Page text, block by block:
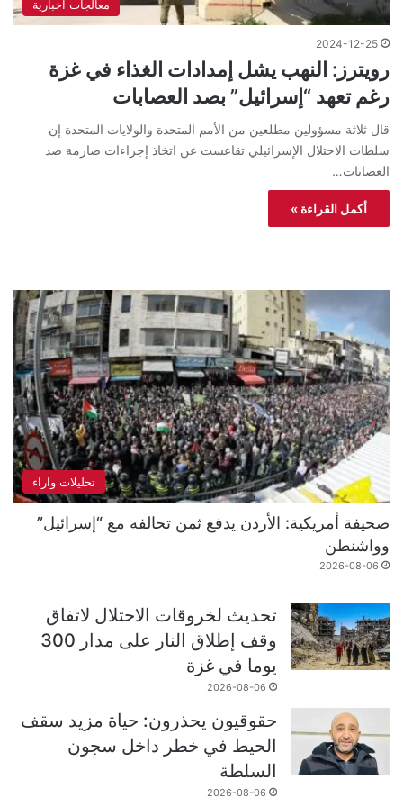
معالجات اخبارية
2024-12-25
رويترز: النهب يشل إمدادات الغذاء في غزة
رغم تعهد “إسرائيل” بصد العصابات
قال ثلاثة مسؤولين مطلعين من الأمم المتحدة والولايات المتحدة إن
سلطات الاحتلال الإسرائيلي تقاعست عن اتخاذ إجراءات صارمة ضد
العصابات…
أكمل القراءة »
تحليلات واراء
صحيفة أمريكية: الأردن يدفع ثمن تحالفه مع “إسرائيل”
وواشنطن
2026-08-06
تحديث لخروقات الاحتلال لاتفاق
وقف إطلاق النار على مدار 300
يوما في غزة
2026-08-06
حقوقيون يحذرون: حياة مزيد سقف
الحيط في خطر داخل سجون
السلطة
2026-08-06